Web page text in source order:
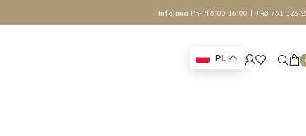
Infolinia Pn-Pt 8:00-16:00 | +48 731 123
PL